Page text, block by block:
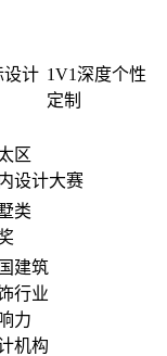
设计 1V1深度个性
定制
区
设计大赛
类
建筑
行业
力
机构